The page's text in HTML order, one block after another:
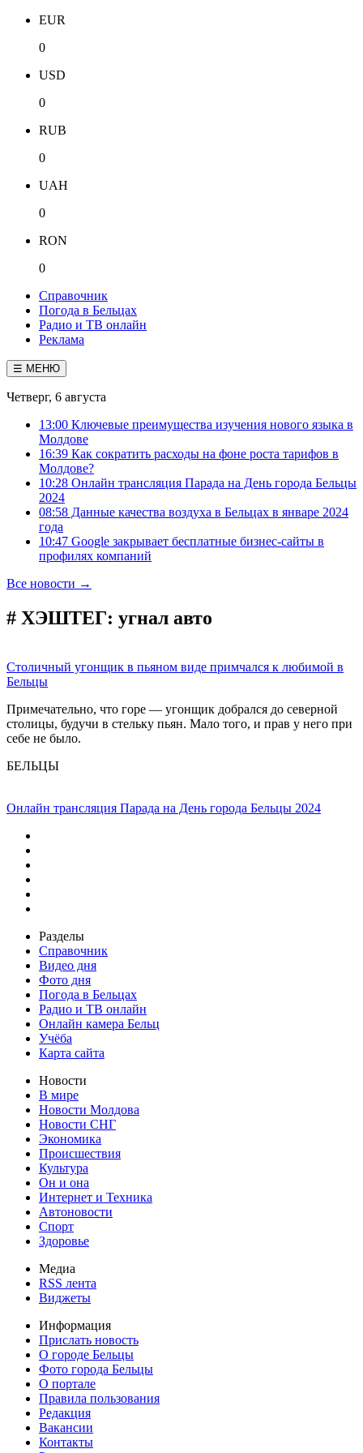
EUR
0
USD
0
RUB
0
UAH
0
RON
0
Справочник
Погода в Бельцах
Радио и ТВ онлайн
Реклама
☰ МЕНЮ
Четверг, 6 августа
13:00 Ключевые преимущества изучения нового языка в
Молдове
16:39 Как сократить расходы на фоне роста тарифов в
Молдове?
10:28 Онлайн трансляция Парада на День города Бельцы
2024
08:58 Данные качества воздуха в Бельцах в январе 2024
года
10:47 Google закрывает бесплатные бизнес-сайты в
профилях компаний
Все новости →
# ХЭШТЕГ: угнал авто
Столичный угонщик в пьяном виде примчался к любимой в
Бельцы
Примечательно, что горе — угонщик добрался до северной
столицы, будучи в стельку пьян. Мало того, и прав у него при
себе не было.
БЕЛЬЦЫ
Онлайн трансляция Парада на День города Бельцы 2024
Разделы
Справочник
Видео дня
Фото дня
Погода в Бельцах
Радио и ТВ онлайн
Онлайн камера Бельц
Учёба
Карта сайта
Новости
В мире
Новости Молдова
Новости СНГ
Экономика
Происшествия
Культура
Он и она
Интернет и Техника
Автоновости
Спорт
Здоровье
Медиа
RSS лента
Виджеты
Информация
Прислать новость
О городе Бельцы
Фото города Бельцы
О портале
Правила пользования
Редакция
Вакансии
Контакты